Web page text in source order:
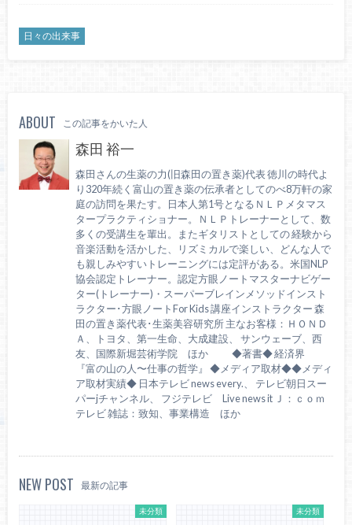
日々の出来事
ABOUT この記事をかいた人
森田 裕一
森田さんの生薬の力(旧森田の置き薬)代表 徳川の時代よ
り320年続く富山の置き薬の伝承者としてのべ8万軒の家
庭の訪問を果たす。日本人第1号となるＮＬＰメタマス
タープラクティショナー。ＮＬＰトレーナーとして、数
多くの受講生を輩出。またギタリストとしての 経験から
音楽活動を活かした、リズミカルで楽しい、どんな人で
も親しみやすいトレーニングには定評がある。米国NLP
協会認定トレーナー。認定方眼ノートマスターナビゲー
ター(トレーナー)・スーパーブレインメソッドインスト
ラクター･方眼ノートFor Kids 講座インストラクター 森
田の置き薬代表･生薬美容研究所 主なお客様：ＨＯＮＤ
Ａ、トヨタ、第一生命、大成建設、 サンウェーブ、西
友、国際新堀芸術学院 ほか ◆著書◆ 経済界
『富の山の人〜仕事の哲学』 ◆メディア取材◆◆メディ
ア取材実績◆ 日本テレビ news every.、 テレビ朝日スー
パーjチャンネル、 フジテレビ Live news it Ｊ：ｃｏｍ
テレビ 雑誌：致知、事業構造 ほか
NEW POST 最新の記事
未分類 未分類